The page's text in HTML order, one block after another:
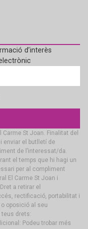
d’interès
St Joan. Finalitat del
enviar el butlletí de
de l’interessat/da.
el temps que hi hagi un
per al compliment
El Carme St Joan i
a retirar el
rectificació, portabilitat i
oposició al seu
drets:
Podeu trobar més